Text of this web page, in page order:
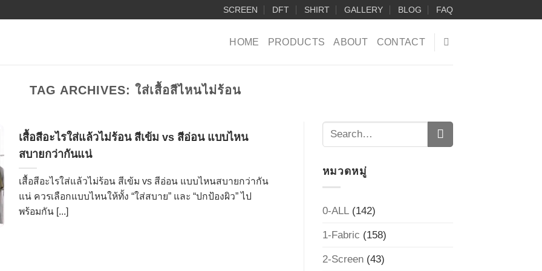
SCREEN DFT SHIRT GALLERY BLOG FAQ
HOME PRODUCTS ABOUT CONTACT
TAG ARCHIVES: ใส่เสื้อสีไหนไม่ร้อน
เสื้อสีอะไรใส่แล้วไม่ร้อน สีเข้ม vs สีอ่อน แบบไหน
สบายกว่ากันแน่
เสื้อสีอะไรใส่แล้วไม่ร้อน สีเข้ม vs สีอ่อน แบบไหนสบายกว่ากัน
แน่ ควรเลือกแบบไหนให้ทั้ง “ใส่สบาย” และ “ปกป้องผิว” ไป
พร้อมกัน [...]
หมวดหมู่
0-ALL(142)
1-Fabric (158)
2-Screen(43)